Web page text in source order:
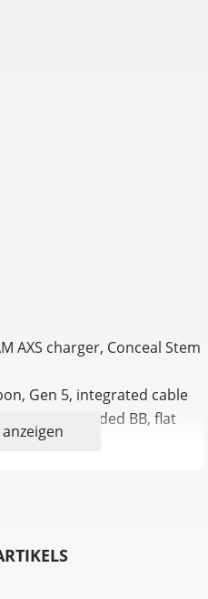
AXS charger, Conceal Stem
Gen 5, integrated cable
68mm threaded BB, flat
UDH
mount disc, internal